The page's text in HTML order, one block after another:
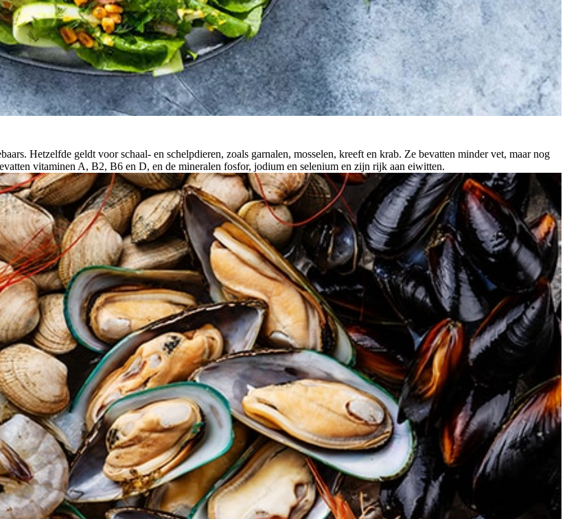
Hetzelfde geldt voor schaal- en schelpdieren, zoals garnalen, mosselen, kreeft en krab. Ze bevatten minder vet, maar nog
vitaminen A, B2, B6 en D, en de mineralen fosfor, jodium en selenium en zijn rijk aan eiwitten.